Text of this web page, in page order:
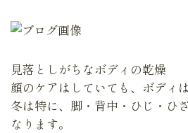
見落としがちなボディの乾燥
顔のケアはしていても、ボディ
冬は特に、脚・背中・ひじ・ひ
なります。